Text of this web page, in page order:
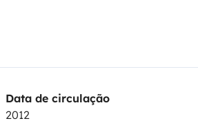
Data de circulação
2012